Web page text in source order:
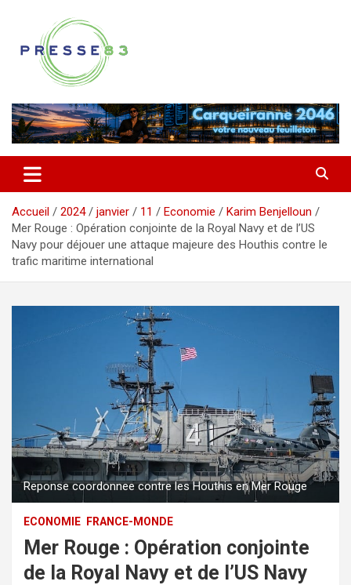
contenu
Presse 83
Accueil 2024 janvier 11 Economie
Karim Benjelloun
Mer Rouge : Opération conjointe de la Royal Navy et de l’US
Navy pour déjouer une attaque majeure des Houthis contre le
trafic maritime international
Reponse coordonnee contre les Houthis en Mer Rouge
ECONOMIE FRANCE-MONDE
Mer Rouge : Opération conjointe
de la Royal Navy et de l’US Navy